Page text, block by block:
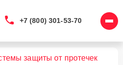
+7 (800) 301-53-70
защиты от протечек